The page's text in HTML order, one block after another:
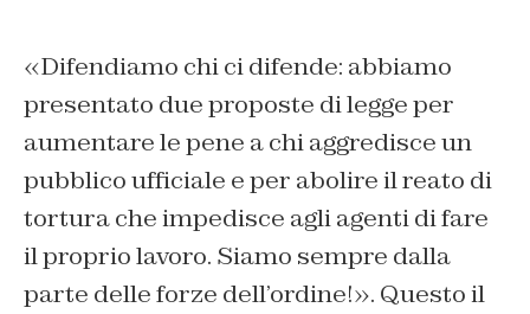
«Difendiamo chi ci difende: abbiamo
presentato due proposte di legge per
aumentare le pene a chi aggredisce un
pubblico ufficiale e per abolire il reato di
tortura che impedisce agli agenti di fare
il proprio lavoro. Siamo sempre dalla
parte delle forze dell’ordine!». Questo il